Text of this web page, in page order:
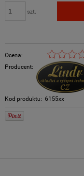
szt.
Ocena:
Producent:
Kod produktu: 6155xx